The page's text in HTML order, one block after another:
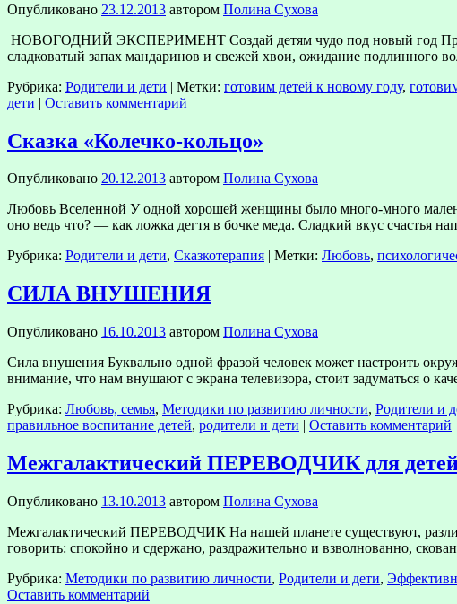
Опубликовано 23.12.2013 автором Полина Сухова
НОВОГОДНИЙ ЭКСПЕРИМЕНТ Создай детям чудо под новый год
сладковатый запах мандаринов и свежей хвои, ожидание подлинного
Рубрика: Родители и дети | Метки: готовим детей к новому году,
дети | Оставить комментарий
Сказка «Колечко-кольцо»
Опубликовано 20.12.2013 автором Полина Сухова
Любовь Вселенной У одной хорошей женщины было много-много
оно ведь что? — как ложка дегтя в бочке меда. Сладкий вкус счастья
Рубрика: Родители и дети, Сказкотерапия Метки: Любовь,
СИЛА ВНУШЕНИЯ
Опубликовано 16.10.2013 автором Полина Сухова
Сила внушения Буквально одной фразой человек может настроить
внимание, что нам внушают с экрана телевизора, стоит задуматься о
Рубрика: Любовь, семья, Методики по развитию личности, Родители и
правильное воспитание детей, родители и дети | Оставить комментарий
Межгалактический ПЕРЕВОДЧИК для
Опубликовано 13.10.2013 автором Полина Сухова
Межгалактический ПЕРЕВОДЧИК На нашей планете существуют,
говорить: спокойно и сдержано, раздражительно и взволнованно,
Рубрика: Методики по развитию личности, Родители и дети,
Оставить комментарий